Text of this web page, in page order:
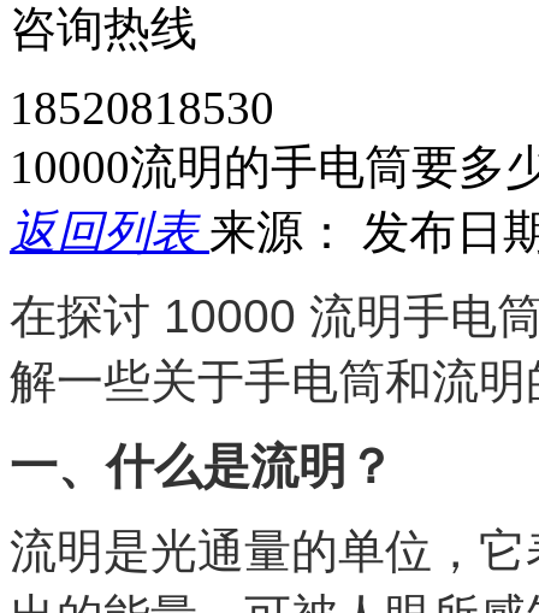
咨询热线
18520818530
10000流明的手电筒要多
返回列表来源： 发布日
在探讨 10000 流明手电
解一些关于手电筒和流
一、什么是流明？
流明是光通量的单位，